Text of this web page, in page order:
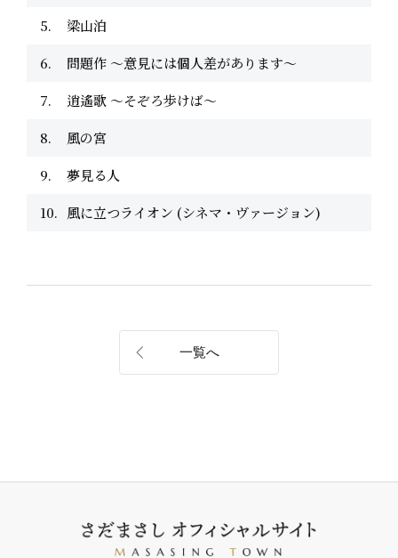
梁山泊
問題作 ～意見には個人差があります～
逍遙歌 ～そぞろ歩けば～
風の宮
夢見る人
風に立つライオン (シネマ・ヴァージョン)
一覧へ